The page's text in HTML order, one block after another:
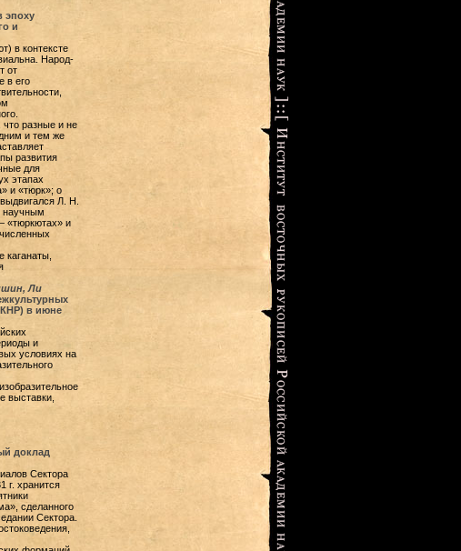
эпоху
и
в контексте
Народ-
от
в его
разные и не
и тем же
развития
для
этапах
и «тюрк»; о
Л. Н.
научным
«тюркютах» и
каганаты,
Ли
в июне
и
условиях на
выставки,
доклад
Сектора
г. хранится
сделанного
Сектора.